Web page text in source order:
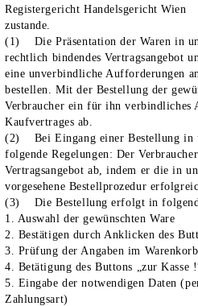
Registergericht Handelsgericht Wien
zustande.
(1) Die Präsentation der Waren in
rechtlich bindendes Vertragsangebot
eine unverbindliche Aufforderungen
bestellen. Mit der Bestellung der
Verbraucher ein für ihn verbindliches
Kaufvertrages ab.
(2) Bei Eingang einer Bestellung in
folgende Regelungen: Der
Vertragsangebot ab, indem er die in
vorgesehene Bestellprozedur
(3) Die Bestellung erfolgt in
1. Auswahl der gewünschten Ware
2. Bestätigen durch Anklicken des
3. Prüfung der Angaben im Warenkorb
4. Betätigung des Buttons „zur Kasse
5. Eingabe der notwendigen Daten
Zahlungsart)